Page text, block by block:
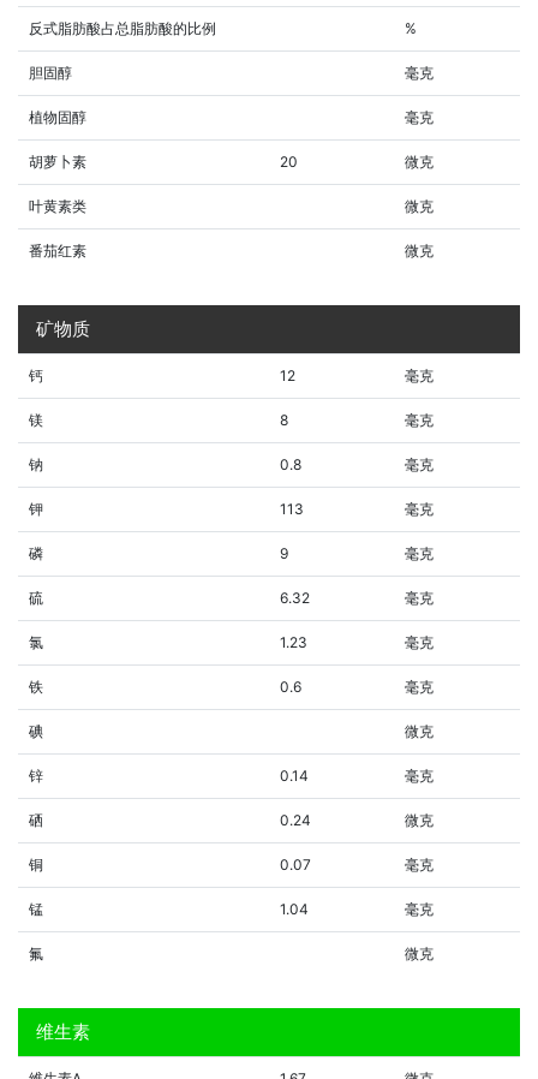
反式脂肪酸占总脂肪酸的比例 %
胆固醇 毫克
植物固醇 毫克
胡萝卜素 20 微克
叶黄素类 微克
番茄红素 微克
矿物质
钙 12 毫克
镁 8 毫克
钠 0.8 毫克
钾 113 毫克
磷 9 毫克
硫 6.32 毫克
氯 1.23 毫克
铁 0.6 毫克
碘 微克
锌 0.14 毫克
硒 0.24 微克
铜 0.07 毫克
锰 1.04 毫克
氟 微克
维生素